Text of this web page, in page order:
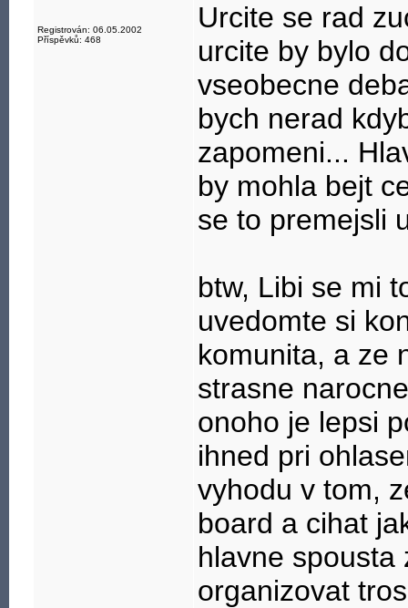
Registrován: 06.05.2002
Příspěvků: 468
Urcite se rad
urcite by bylo
vseobecne
bych nerad
zapomeni...
by mohla bejt
se to premejsli
btw, Libi se mi
uvedomte si
komunita, a ze
strasne
onoho je lepsi
ihned pri
vyhodu v tom,
board a cihat
hlavne spousta
organizovat